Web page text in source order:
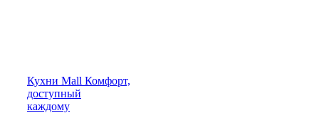
Кухни Mall Комфорт,
доступный
каждому